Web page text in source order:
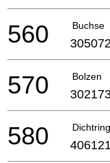
Buchse
560
Bolzen
570
Dichtring
580